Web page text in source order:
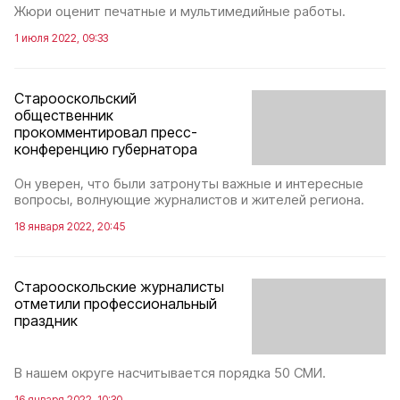
Жюри оценит печатные и мультимедийные работы.
1 июля 2022, 09:33
Старооскольский
общественник
прокомментировал пресс-
конференцию губернатора
Он уверен, что были затронуты важные и интересные
вопросы, волнующие журналистов и жителей региона.
18 января 2022, 20:45
Старооскольские журналисты
отметили профессиональный
праздник
В нашем округе насчитывается порядка 50 СМИ.